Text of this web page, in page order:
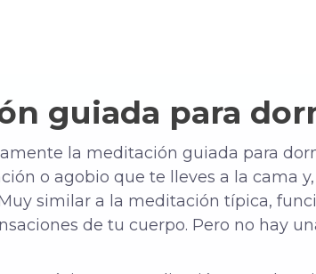
guiada para
la meditación guiada para
o agobio que te lleves a la cama
similar a la meditación típica,
de tu cuerpo. Pero no hay